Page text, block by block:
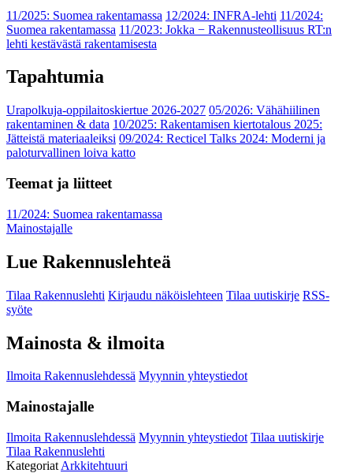
11/2025: Suomea rakentamassa 12/2024: INFRA-lehti 11/2024:
Suomea rakentamassa 11/2023: Jokka − Rakennusteollisuus RT:n
lehti kestävästä rakentamisesta
Tapahtumia
Urapolkuja-oppilaitoskiertue 2026-2027 05/2026: Vähähiilinen
rakentaminen & data 10/2025: Rakentamisen kiertotalous 2025:
Jätteistä materiaaleiksi 09/2024: Recticel Talks 2024: Moderni ja
paloturvallinen loiva katto
Teemat ja liitteet
11/2024: Suomea rakentamassa
Mainostajalle
Lue Rakennuslehteä
Tilaa Rakennuslehti Kirjaudu näköislehteen Tilaa uutiskirje RSS-
syöte
Mainosta & ilmoita
Ilmoita Rakennuslehdessä Myynnin yhteystiedot
Mainostajalle
Ilmoita Rakennuslehdessä Myynnin yhteystiedot Tilaa uutiskirje
Tilaa Rakennuslehti
Kategoriat Arkkitehtuuri